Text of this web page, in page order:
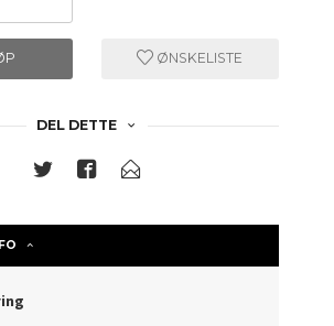
ØNSKELISTE
DEL DETTE